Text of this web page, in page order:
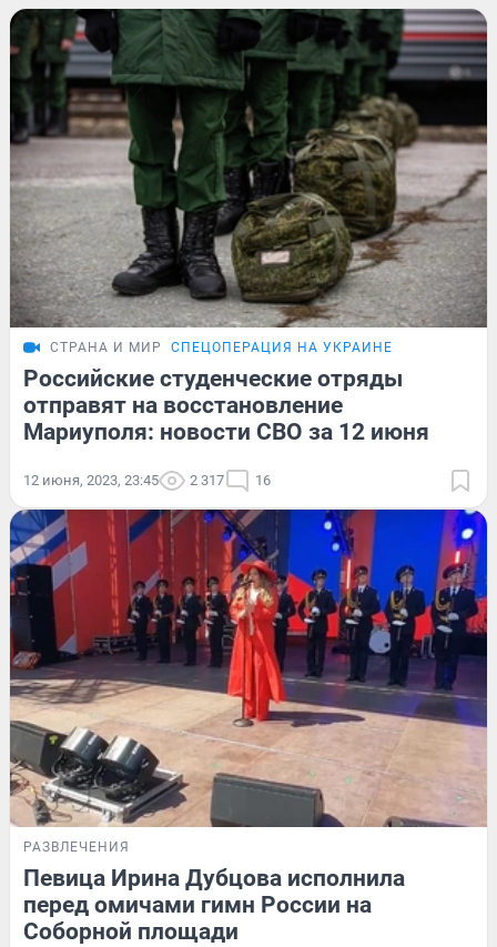
СТРАНА И МИР СПЕЦОПЕРАЦИЯ НА УКРАИНЕ
Российские студенческие отряды
отправят на восстановление
Мариуполя: новости СВО за 12 июня
12 июня, 2023, 23:45 2 317 16
РАЗВЛЕЧЕНИЯ
Певица Ирина Дубцова исполнила
перед омичами гимн России на
Соборной площади